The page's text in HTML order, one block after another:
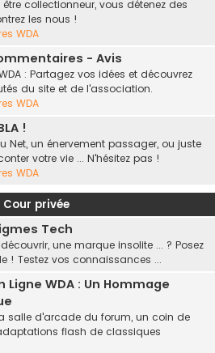
collectionneur, vous détenez des
les nous !
WDA
- Avis
: Partagez vos idées et découvrez
du site et de l'association.
WDA
!
Net, un énervement passager, ou juste
votre vie ... N'hésitez pas !
WDA
Cour privée
Tech
une marque insolite ... ? Posez
! Testez vos connaissances ...
Ligne WDA : Un Hommage
salle d'arcade du forum, un coin de
flash de classiques